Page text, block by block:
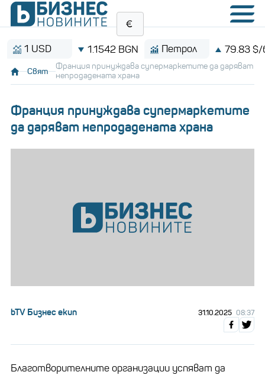
USD 1.1542 BGN Петрол 79.83 $/барел
Свят
Франция принуждава супермаркетите да даряват
непродадената храна
Франция принуждава супермаркетите
да даряват непродадената храна
bTV Бизнес екип 31.10.2025 08:37
Благотворителните организации успяват да